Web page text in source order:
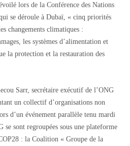
lors de la Conférence des Nations
se déroule à Dubaï, « cinq priorités
changements climatiques :
les systèmes d’alimentation et
la protection et la restauration des
Sarr, secrétaire exécutif de l’ONG
un collectif d’organisations non
d’un événement parallèle tenu mardi
se sont regroupées sous une plateforme
: la Coalition « Groupe de la